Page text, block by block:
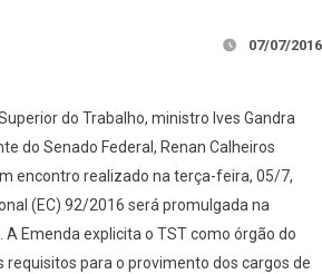
07/07/2016
do Trabalho, ministro Ives Gandra
do Senado Federal, Renan Calheiros
encontro realizado na terça-feira, 05/7,
(EC) 92/2016 será promulgada na
Emenda explicita o TST como órgão do
requisitos para o provimento dos cargos de